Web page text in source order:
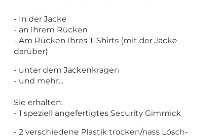
- In der Jacke
- an Ihrem Rücken
- Am Rücken Ihres T-Shirts (mit der Jacke
darüber)
- unter dem Jackenkragen
- und mehr...
Sie erhalten:
- 1 speziell angefertigtes Security Gimmick
- 2 verschiedene Plastik trocken/nass Lösch-